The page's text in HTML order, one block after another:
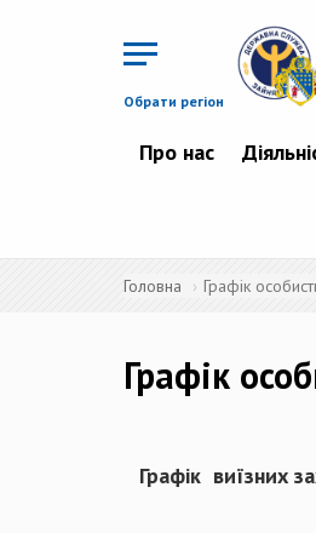
Обрати регіон
Про нас
Головна Графік
Графік
Графік виїзних